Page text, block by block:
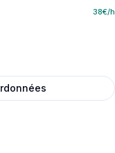
38€/h